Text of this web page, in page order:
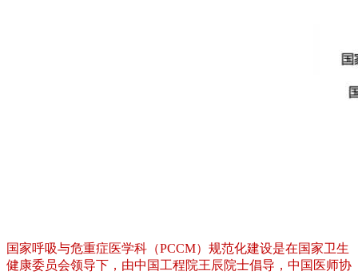
国家呼吸与危重症医学科（PCCM）规范化建设是在国家卫生
健康委员会领导下，由中国工程院王辰院士倡导，中国医师协